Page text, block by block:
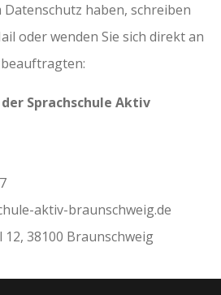
Datenschutz haben, schreiben
oder wenden Sie sich direkt an
Sprachschule Aktiv
aktiv-braunschweig.de
38100 Braunschweig